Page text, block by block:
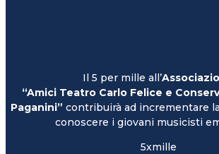
Il 5 per mille all’
“Amici Teatro Carlo Felice e
Paganini” contribuirà ad incrementare
conoscere i giovani musicisti
5xmille